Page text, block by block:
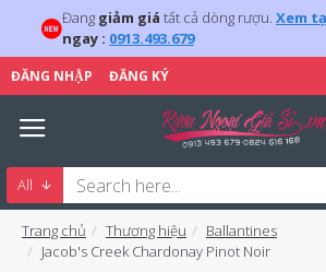
Đang giảm giá tất cả dòng rượu. Xem
ngay : 0913.493.679
ĐĂNG NHẬP ĐĂNG KÝ
All
Trang chủ Thương hiệu
Ballantines
Jacob's Creek Chardonay Pinot Noir